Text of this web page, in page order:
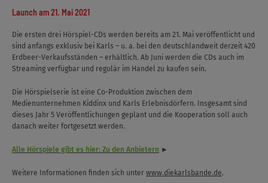
Launch am 21. Mai 2021
Die ersten drei Hörspiel-CDs werden bereits am 21. Mai veröffentlicht und
sind anfangs exklusiv bei Karls – u. a. bei den deutschlandweit derzeit 420
Erdbeer-Verkaufsständen – erhältlich. Ab Juni werden die CDs auch im
Streaming verfügbar und regulär im Handel zu kaufen sein.
Die Hörspielserie ist eine Co-Produktion zwischen dem
Medienunternehmen Kiddinx und Karls Erlebnisdörfern. Insgesamt sind
dieses Jahr 5 Veröffentlichungen geplant und die Kooperation soll auch
danach weiter fortgesetzt werden.
Alle Hörspiele gibt es hier: Zu den Anbietern ►
Weitere Informationen finden sich unter www.diekarlsbande.de.